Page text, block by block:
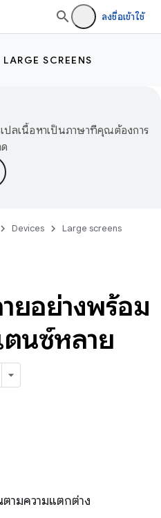
ลงชื่อเข้าใช้
LARGE SCREENS
ลเนื้อหาเป็นภาษาที่คุณต้องการ
Devices
Large screens
ยอย่างพร้อม
นซ์หลาย
ามความแตกต่าง